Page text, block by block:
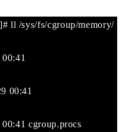
ll /sys/fs/cgroup/memory/
00:41
cgroup.procs